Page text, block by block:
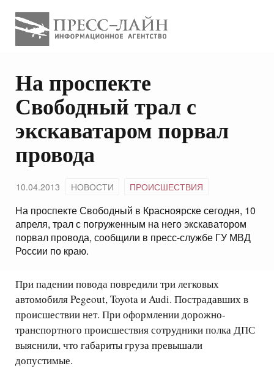
На проспекте
Свободный трал с
экскаватаром порвал
провода
10.04.2013 НОВОСТИ ПРОИСШЕСТВИЯ
На проспекте Свободный в Красноярске сегодня, 10
апреля, трал с погруженным на него экскаватором
порвал провода, сообщили в пресс-службе ГУ МВД
России по краю.
При падении повода повредили три легковых
автомобиля Pegeout, Toyota и Audi. Пострадавших в
происшествии нет. При оформлении дорожно-
транспортного происшествия сотрудники полка ДПС
выяснили, что габариты груза превышали
допустимые.